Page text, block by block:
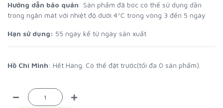
Hướng dẫn bảo quản: Sản phẩm đã bóc có thể sử dụng dần
trong ngăn mát với nhiệt độ dưới 4ºC trong vòng 3 đến 5 ngày
Hạn sử dụng: 55 ngày kể từ ngày sản xuất
Hồ Chí Minh: Hết Hàng. Có thể đặt trước(tối đa 0 sản phẩm).